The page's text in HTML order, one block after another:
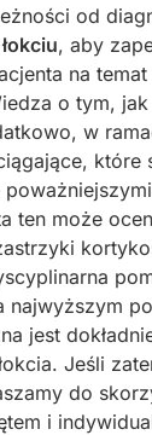
od
, aby
na
o tym,
w
które
ten może
najwyższym
jest
Jeśli
do
i